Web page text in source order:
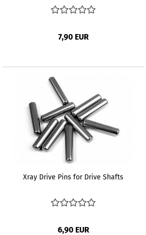
7,90 EUR
Xray Drive Pins for Drive Shafts
6,90 EUR